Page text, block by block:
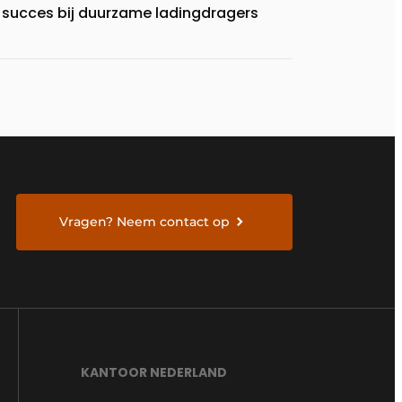
succes bij duurzame ladingdragers
Vragen? Neem contact op
KANTOOR NEDERLAND